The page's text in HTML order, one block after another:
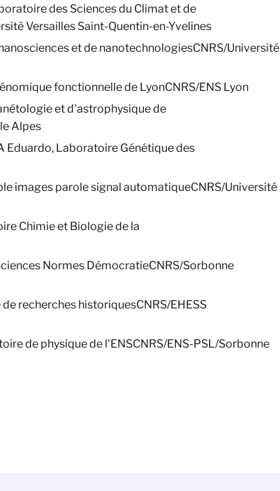
des Sciences du Climat et de
Versailles Saint-Quentin-en-Yvelines
et de nanotechnologiesCNRS/Université
fonctionnelle de LyonCNRS/ENS Lyon
et d'astrophysique de
Alpes
Eduardo, Laboratoire Génétique des
images parole signal automatiqueCNRS/Université
Chimie et Biologie de la
Normes DémocratieCNRS/Sorbonne
de recherches historiquesCNRS/EHESS
de physique de l'ENSCNRS/ENS-PSL/Sorbonne